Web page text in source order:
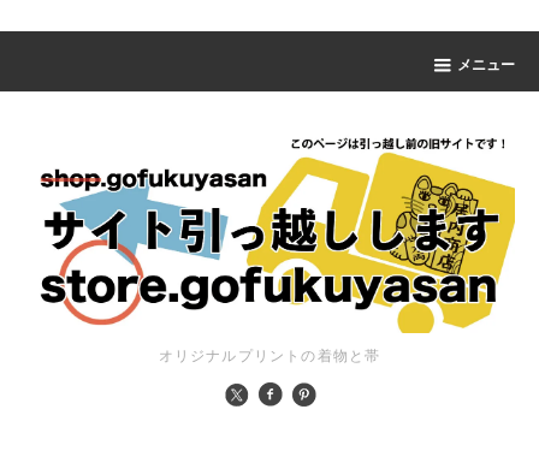
メニュー
オリジナルプリントの着物と帯